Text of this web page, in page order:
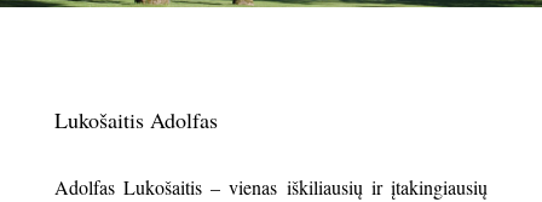
Lukošaitis Adolfas
Adolfas Lukošaitis – vienas iškiliausių ir įtakingiausių